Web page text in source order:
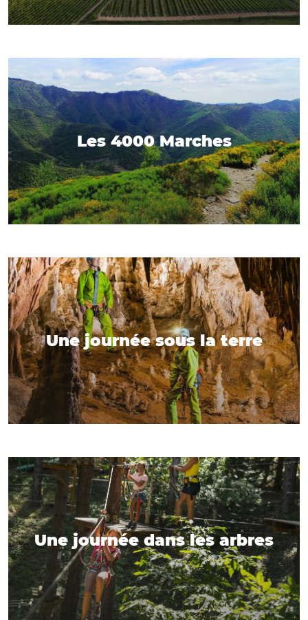
Les 4000 Marches
Une journée sous la terre
Une journée dans les arbres